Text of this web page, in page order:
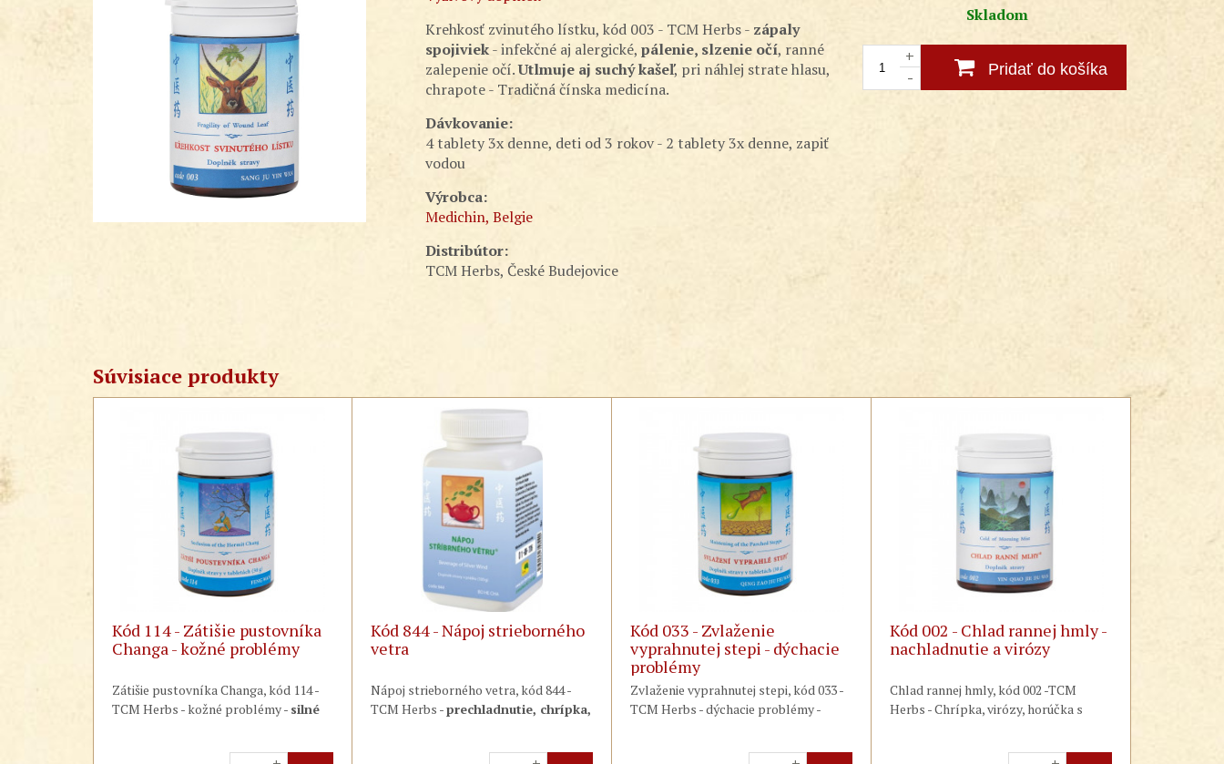
Skladom
+
-
Pridať do košíka
Krehkosť zvinutého lístku, kód 003 - TCM Herbs - zápaly
spojiviek- infekčné aj alergické, pálenie, slzenie očí, ranné
zalepenie očí.Utlmuje aj suchý kašeľ, pri náhlej strate hlasu,
chrapote - Tradičná čínska medicína.
Dávkovanie:
4 tablety 3x denne, deti od 3 rokov - 2 tablety 3x denne, zapiť
vodou
Výrobca:
Medichin, Belgie
Distribútor:
TCM Herbs, České Budejovice
Súvisiace produkty
Kód 114 - Zátišie pustovníka
Changa - kožné problémy
Zátišie pustovníka Changa, kód 114 -
TCM Herbs - kožné problémy - silné
Kód 844 - Nápoj strieborného
vetra
Nápoj strieborného vetra, kód 844 -
TCM Herbs -prechladnutie, chrípka,
Kód 033 - Zvlaženie
vyprahnutej stepi - dýchacie
problémy
Zvlaženie vyprahnutej stepi, kód 033 -
TCM Herbs - dýchacie problémy -
Kód 002 - Chlad rannej hmly -
nachladnutie a virózy
Chlad rannej hmly, kód 002 -TCM
Herbs - Chrípka, virózy, horúčka s